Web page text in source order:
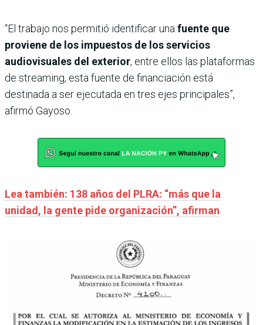
“El trabajo nos permitió identificar una fuente que
proviene de los impuestos de los servicios
audiovisuales del exterior, entre ellos las plataformas
de streaming, esta fuente de financiación está
destinada a ser ejecutada en tres ejes principales”,
afirmó Gayoso.
Lea también: 138 años del PLRA: “más que la
unidad, la gente pide organización”, afirman